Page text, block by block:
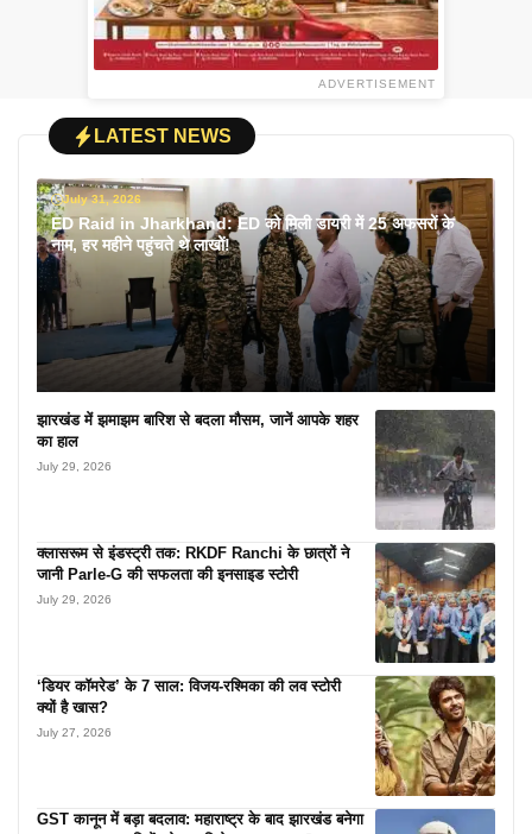
ADVERTISEMENT
LATEST NEWS
July 31, 2026
ED Raid in Jharkhand: ED को मिली डायरी में 25 अफसरों के
नाम, हर महीने पहुंचते थे लाखों!
झारखंड में झमाझम बारिश से बदला मौसम, जानें आपके शहर
का हाल
July 29, 2026
क्लासरूम से इंडस्ट्री तक: RKDF Ranchi के छात्रों ने
जानी Parle-G की सफलता की इनसाइड स्टोरी
July 29, 2026
‘डियर कॉमरेड’ के 7 साल: विजय-रश्मिका की लव स्टोरी
क्यों है खास?
July 27, 2026
GST कानून में बड़ा बदलाव: महाराष्ट्र के बाद झारखंड बनेगा